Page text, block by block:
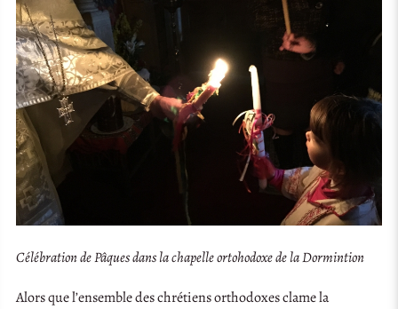
Célébration de Pâques dans la chapelle ortohodoxe de la Dormintion
Alors que l’ensemble des chrétiens orthodoxes clame la